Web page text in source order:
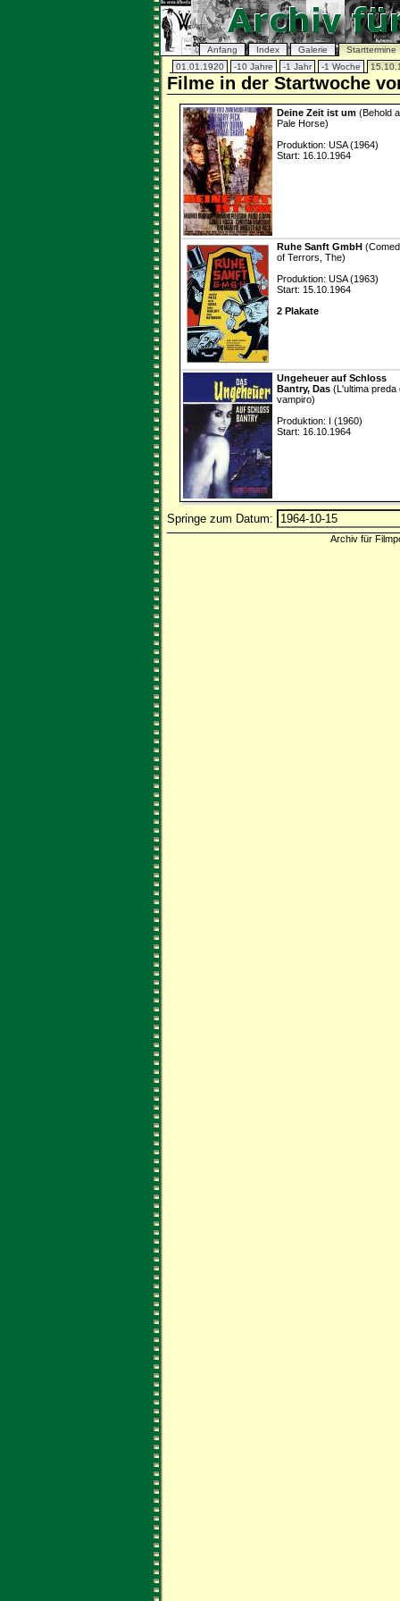
Anfang Index Galerie
Starttermine
01.01.1920
-10 Jahre -1 Jahr -1 Woche
Filme in der Startwoche
Deine Zeit ist um (Behold a
Pale Horse)
Produktion: USA (1964)
Start: 16.10.1964
Ruhe Sanft GmbH
of Terrors, The)
Produktion: USA (1963)
Start: 15.10.1964
2 Plakate
Ungeheuer auf Schloss
Bantry, Das (L'ultima preda
vampiro)
Produktion: I (1960)
Start: 16.10.1964
Springe zum Datum:
Archiv für